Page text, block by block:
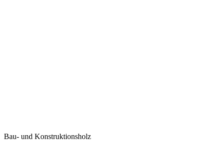
Bau- und Konstruktionsholz